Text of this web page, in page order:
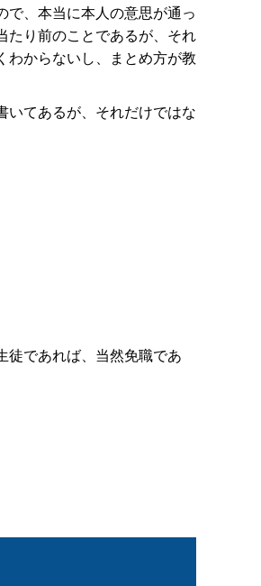
、本当に本人の意思が通っ
たり前のことであるが、それ
わからないし、まとめ方が教
てあるが、それだけではな
徒であれば、当然免職であ